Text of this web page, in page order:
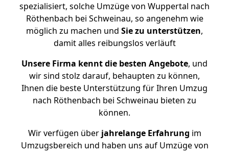
spezialisiert, solche Umzüge von Wuppertal nach
Röthenbach bei Schweinau, so angenehm wie
möglich zu machen und Sie zu unterstützen,
damit alles reibungslos verläuft
Unsere Firma kennt die besten Angebote, und
wir sind stolz darauf, behaupten zu können,
Ihnen die beste Unterstützung für Ihren Umzug
nach Röthenbach bei Schweinau bieten zu
können.
Wir verfügen überjahrelange Erfahrung im
Umzugsbereich und haben uns auf Umzüge von